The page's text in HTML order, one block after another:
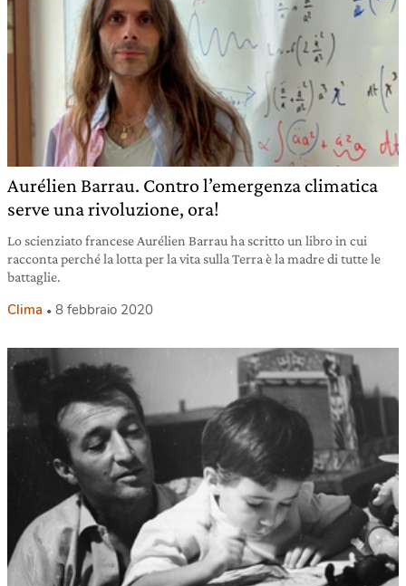
Aurélien Barrau. Contro l’emergenza climatica
serve una rivoluzione, ora!
Lo scienziato francese Aurélien Barrau ha scritto un libro in cui
racconta perché la lotta per la vita sulla Terra è la madre di tutte le
battaglie.
Clima 8 febbraio 2020